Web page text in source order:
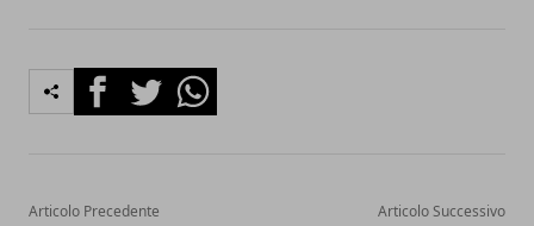
FacebookTwitterWhatsapp
Articolo Precedente Articolo Successivo